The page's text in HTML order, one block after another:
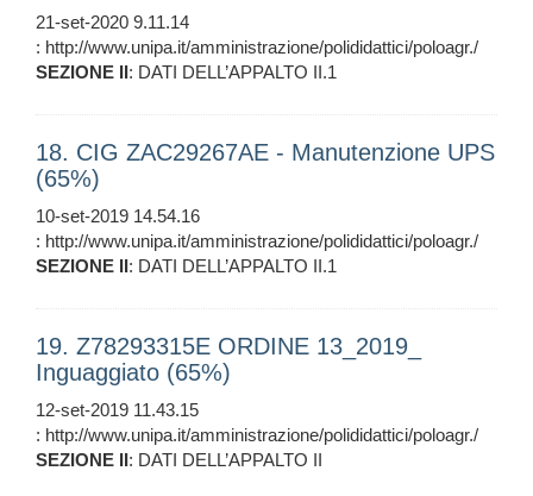
21-set-2020 9.11.14
: http://www.unipa.it/amministrazione/polididattici/poloagr./
SEZIONE II: DATI DELL’APPALTO II.1
18. CIG ZAC29267AE - Manutenzione UPS
(65%)
10-set-2019 14.54.16
: http://www.unipa.it/amministrazione/polididattici/poloagr./
SEZIONE II: DATI DELL’APPALTO II.1
19. Z78293315E ORDINE 13_2019_
Inguaggiato (65%)
12-set-2019 11.43.15
: http://www.unipa.it/amministrazione/polididattici/poloagr./
SEZIONE II: DATI DELL’APPALTO II